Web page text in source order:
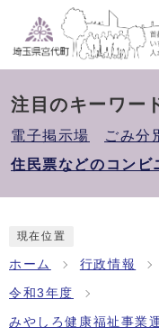
注目のキーワー
電子掲示場
ごみ分
住民票などのコンビ
現在位置
ホーム 行政情報
令和3年度
みやしろ健康福祉事業